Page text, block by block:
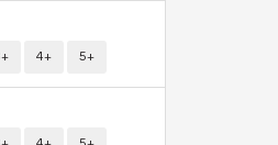
4+ 5+